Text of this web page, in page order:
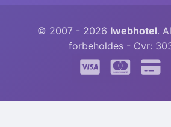
© 2007 - 2026 Iwebhotel.
forbeholdes - Cvr: